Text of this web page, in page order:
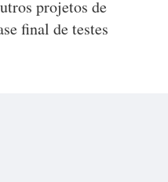
projetos de
final de testes